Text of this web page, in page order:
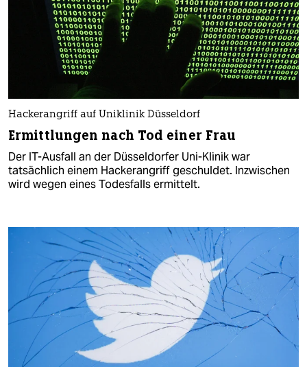
Hackerangriff auf Uniklinik Düsseldorf
Ermittlungen nach Tod einer Frau
Der IT-Ausfall an der Düsseldorfer Uni-Klinik war
tatsächlich einem Hackerangriff geschuldet. Inzwischen
wird wegen eines Todesfalls ermittelt.